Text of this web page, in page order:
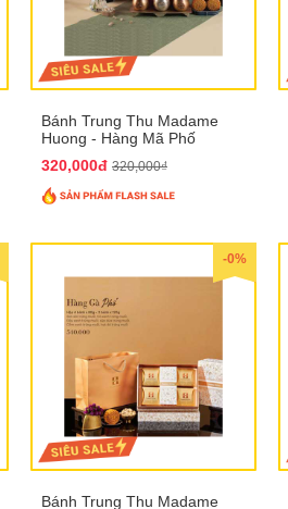
Bánh Trung Thu Madame
Huong - Hàng Mã Phố
320,000đ 320,000₫
-0%
Bánh Trung Thu Madame